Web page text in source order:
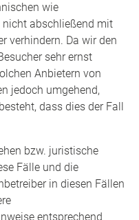
wie
abschließend mit
verhindern. Da wir den
sehr ernst
Anbietern von
jedoch umgehend,
dass dies der Fall
bzw. juristische
Fälle und die
in diesen Fällen
entsprechend